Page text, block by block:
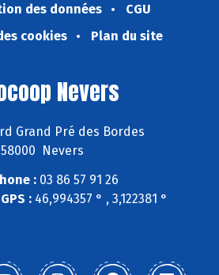
des données
CGU
cookies
Plan du site
Nevers
Grand Pré des Bordes
58000 Nevers
:03 86 57 91 26
: 46,994357 ° , 3,122381 °